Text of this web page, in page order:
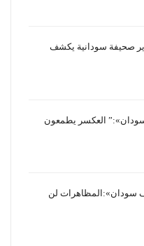
صحيفة سودانية يكشف
العكسر يطمعون
سودان»:المظاهرات لن